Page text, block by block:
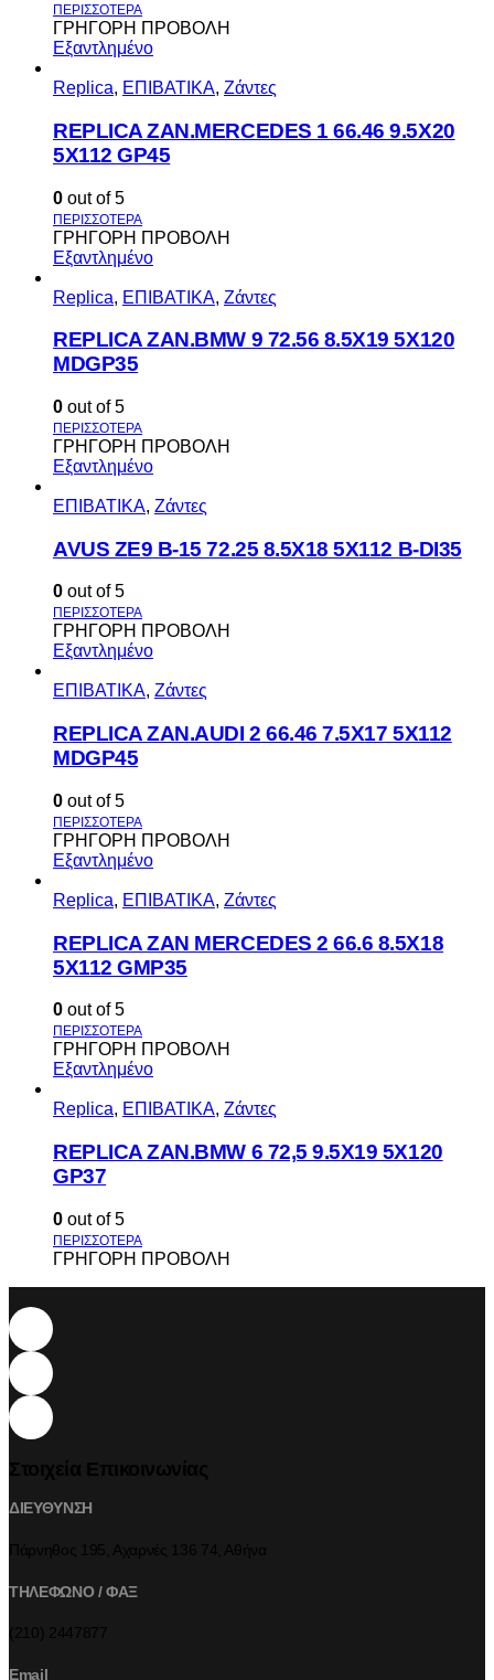
ΓΡΗΓΟΡΗ ΠΡΟΒΟΛΗ
Εξαντλημένο
Replica, ΕΠΙΒΑΤΙΚΑ, Ζάντες
REPLICA ZAN.MERCEDES 1 66.46 9.5X20
5X112 GP45
0 out of 5
ΓΡΗΓΟΡΗ ΠΡΟΒΟΛΗ
Εξαντλημένο
Replica, ΕΠΙΒΑΤΙΚΑ, Ζάντες
REPLICA ZAN.BMW 9 72.56 8.5X19 5X120
MDGP35
0 out of 5
ΓΡΗΓΟΡΗ ΠΡΟΒΟΛΗ
Εξαντλημένο
ΕΠΙΒΑΤΙΚΑ, Ζάντες
AVUS ΖΕ9 Β-15 72.25 8.5Χ18 5Χ112 Β-DI35
0 out of 5
ΓΡΗΓΟΡΗ ΠΡΟΒΟΛΗ
Εξαντλημένο
ΕΠΙΒΑΤΙΚΑ, Ζάντες
REPLICA ZAN.AUDI 2 66.46 7.5X17 5X112
MDGP45
0 out of 5
ΓΡΗΓΟΡΗ ΠΡΟΒΟΛΗ
Εξαντλημένο
Replica, ΕΠΙΒΑΤΙΚΑ, Ζάντες
REPLICA ZAN MERCEDES 2 66.6 8.5X18
5X112 GMP35
0 out of 5
ΓΡΗΓΟΡΗ ΠΡΟΒΟΛΗ
Εξαντλημένο
Replica, ΕΠΙΒΑΤΙΚΑ, Ζάντες
REPLICA ZAN.BMW 6 72,5 9.5X19 5X120
GP37
0 out of 5
ΓΡΗΓΟΡΗ ΠΡΟΒΟΛΗ
ΔΙΕΥΘΥΝΣΗ
ΤΗΛΕΦΩΝΟ / ΦΑΞ
Email